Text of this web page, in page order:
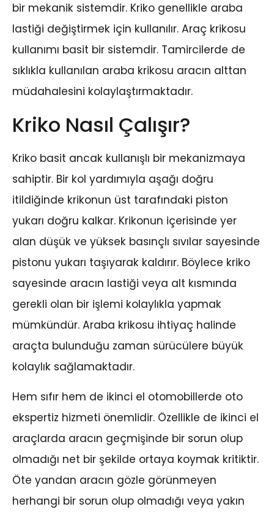
bir mekanik sistemdir. Kriko genellikle araba
lastiği değiştirmek için kullanılır. Araç krikosu
kullanımı basit bir sistemdir. Tamircilerde de
sıklıkla kullanılan araba krikosu aracın alttan
müdahalesini kolaylaştırmaktadır.
Kriko Nasıl Çalışır?
Kriko basit ancak kullanışlı bir mekanizmaya
sahiptir. Bir kol yardımıyla aşağı doğru
itildiğinde krikonun üst tarafındaki piston
yukarı doğru kalkar. Krikonun içerisinde yer
alan düşük ve yüksek basınçlı sıvılar sayesinde
pistonu yukarı taşıyarak kaldırır. Böylece kriko
sayesinde aracın lastiği veya alt kısmında
gerekli olan bir işlemi kolaylıkla yapmak
mümkündür. Araba krikosu ihtiyaç halinde
araçta bulunduğu zaman sürücülere büyük
kolaylık sağlamaktadır.
Hem sıfır hem de ikinci el otomobillerde oto
ekspertiz hizmeti önemlidir. Özellikle de ikinci el
araçlarda aracın geçmişinde bir sorun olup
olmadığı net bir şekilde ortaya koymak kritiktir.
Öte yandan aracın gözle görünmeyen
herhangi bir sorun olup olmadığı veya yakın